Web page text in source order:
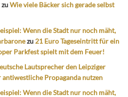
zuWie viele Bäcker sich gerade selbst
Wenn die Stadt nur noch mäht,
zu 21 Euro Tageseintritt für ein
Parkfest spielt mit dem Feuer!
Lautsprecher den Leipziger
Propaganda nutzen
Wenn die Stadt nur noch mäht,